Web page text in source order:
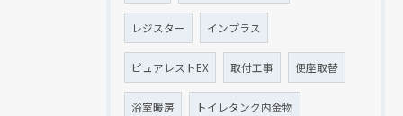
レジスター インプラス
ピュアレストEX 取付工事 便座取替
浴室暖房 トイレタンク内金物